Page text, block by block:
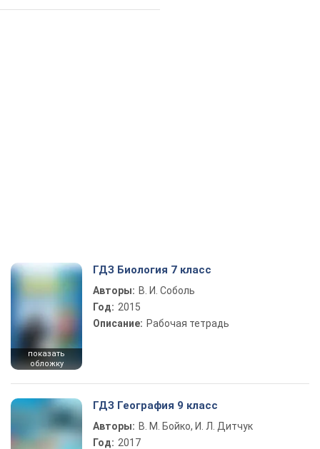
показать
обложку
ГДЗ Биология 7 класс
Авторы: В. И. Соболь
Год: 2015
Описание: Рабочая тетрадь
ГДЗ География 9 класс
Авторы: В. М. Бойко, И. Л. Дитчук
Год: 2017